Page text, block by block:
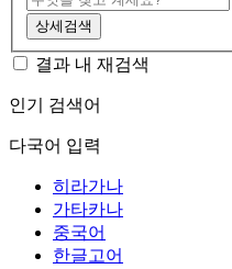
상세검색
결과 내 재검색
인기 검색어
다국어 입력
히라가나
가타카나
중국어
한글고어